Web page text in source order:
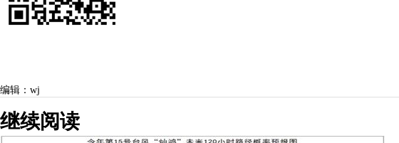
编辑：wj
继续阅读